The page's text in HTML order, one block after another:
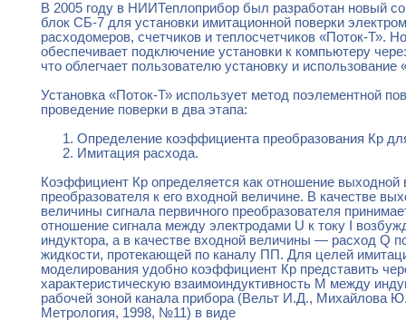
В 2005 году в НИИТеплоприбор был разработан новый
блок СБ-7 для установки имитационной поверки
расходомеров, счетчиков и теплосчетчиков «Поток-Т».
обеспечивает подключение установки к компьютеру
что облегчает пользователю установку и использование
Установка «Поток-Т» использует метод поэлементной
проведение поверки в два этапа:
Определение коэффициента преобразования Кр
Имитация расхода.
Коэффициент Кр определяется как отношение выходной
преобразователя к его входной величине. В качестве
величины сигнала первичного преобразователя
отношение сигнала между электродами U к току I
индуктора, а в качестве входной величины — расход Q
жидкости, протекающей по каналу ПП. Для целей
моделирования удобно коэффициент Кр представить
характеристическую взаимоиндуктивность М между
рабочей зоной канала прибора (Вельт И.Д., Михайлова
Метрология, 1998, №11) в виде